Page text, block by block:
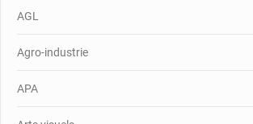
AGL
Agro-industrie
APA